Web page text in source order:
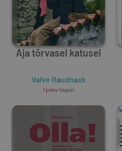
Aja tõrvasel katusel
Valve Raudnask
1 päev tagasi